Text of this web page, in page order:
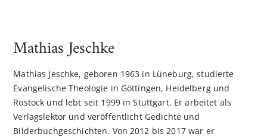
Bildgalerie
Mathias Jeschke
Mathias Jeschke, geboren 1963 in Lüneburg, studierte
Evangelische Theologie in Göttingen, Heidelberg und
Rostock und lebt seit 1999 in Stuttgart. Er arbeitet als
Verlagslektor und veröffentlicht Gedichte und
Bilderbuchgeschichten. Von 2012 bis 2017 war er